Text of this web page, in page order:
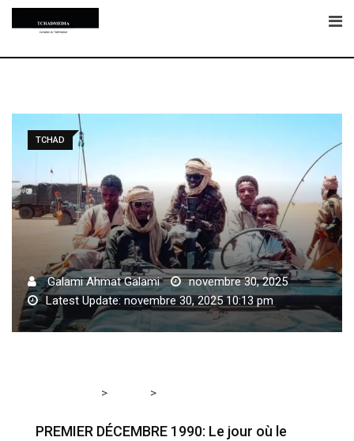
Skip
TCHAD
Galami Ahmat Galami
novembre 30, 2025
Latest Update: novembre 30, 2025 10:13 pm
> >
PREMIER DÉCEMBRE 1990: Le jour où le